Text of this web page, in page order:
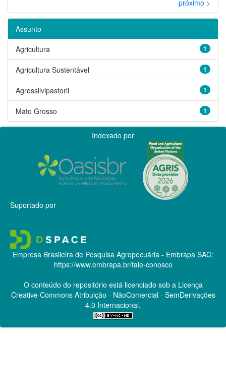
próximo >
Assunto
1
Agricultura
1
Agricultura Sustentável
1
Agrossilvipastoril
1
Mato Grosso
Indexado por
Suportado por
Empresa Brasileira de Pesquisa Agropecuária - Embrapa SAC:
https://www.embrapa.br/fale-conosco
O conteúdo do repositório está licenciado sob a Licença
Creative CommonsAtribuição - NãoComercial - SemDerivações
4.0 Internacional.